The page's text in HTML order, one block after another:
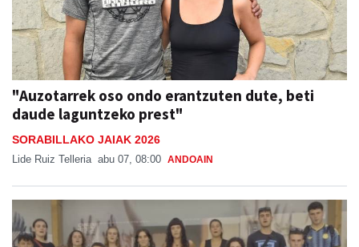
"Auzotarrek oso ondo erantzuten dute, beti
daude laguntzeko prest"
SORABILLAKO JAIAK 2026
Lide Ruiz Telleria abu 07, 08:00 ANDOAIN